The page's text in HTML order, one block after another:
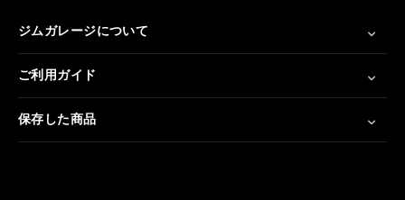
ジムガレージについて
ご利用ガイド
保存した商品